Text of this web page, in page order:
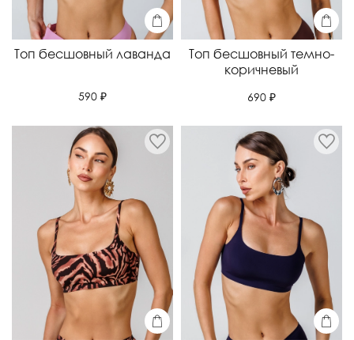
Топ бесшовный лаванда
590 ₽
Топ бесшовный темно-
коричневый
690 ₽